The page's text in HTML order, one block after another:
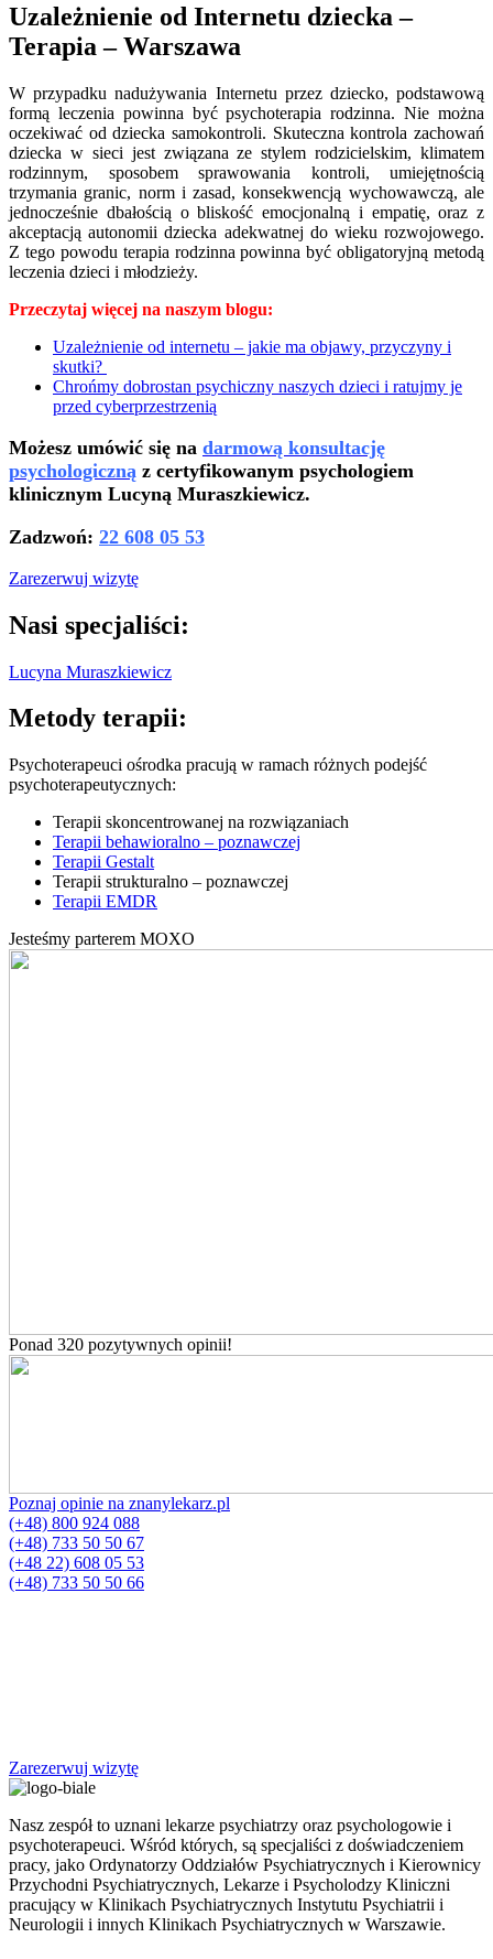
Uzależnienie od Internetu dziecka –
Terapia – Warszawa
W przypadku nadużywania Internetu przez dziecko, podstawową
formą leczenia powinna być psychoterapia rodzinna. Nie można
oczekiwać od dziecka samokontroli. Skuteczna kontrola zachowań
dziecka w sieci jest związana ze stylem rodzicielskim, klimatem
rodzinnym, sposobem sprawowania kontroli, umiejętnością
trzymania granic, norm i zasad, konsekwencją wychowawczą, ale
jednocześnie dbałością o bliskość emocjonalną i empatię, oraz z
akceptacją autonomii dziecka adekwatnej do wieku rozwojowego.
Z tego powodu terapia rodzinna powinna być obligatoryjną metodą
leczenia dzieci i młodzieży.
Przeczytaj więcej na naszym blogu:
Uzależnienie od internetu – jakie ma objawy, przyczyny i
skutki?
Chrońmy dobrostan psychiczny naszych dzieci i ratujmy je
przed cyberprzestrzenią
Możesz umówić się na darmową konsultację
psychologiczną z certyfikowanym psychologiem
klinicznym Lucyną Muraszkiewicz.
Zadzwoń: 22 608 05 53
Zarezerwuj wizytę
Nasi specjaliści:
Lucyna Muraszkiewicz
Metody terapii:
Psychoterapeuci ośrodka pracują w ramach różnych podejść
psychoterapeutycznych:
Terapii skoncentrowanej na rozwiązaniach
Terapii behawioralno – poznawczej
Terapii Gestalt
Terapii strukturalno – poznawczej
Terapii EMDR
Jesteśmy parterem MOXO
Ponad 320 pozytywnych opinii!
Poznaj opinie na znanylekarz.pl
(+48) 800 924 088
(+48) 733 50 50 67
(+48 22) 608 05 53
(+48) 733 50 50 66
Zarezerwuj wizytę
Nasz zespół to uznani lekarze psychiatrzy oraz psychologowie i
psychoterapeuci. Wśród których, są specjaliści z doświadczeniem
pracy, jako Ordynatorzy Oddziałów Psychiatrycznych i Kierownicy
Przychodni Psychiatrycznych, Lekarze i Psycholodzy Kliniczni
pracujący w Klinikach Psychiatrycznych Instytutu Psychiatrii i
Neurologii i innych Klinikach Psychiatrycznych w Warszawie.